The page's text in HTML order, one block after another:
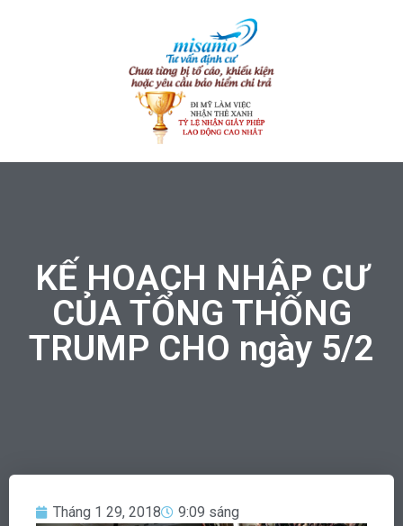
KẾ HOẠCH NHẬP CƯ
CỦA TỔNG THỐNG
TRUMP CHO ngày 5/2
Tháng 1 29, 2018 9:09 sáng